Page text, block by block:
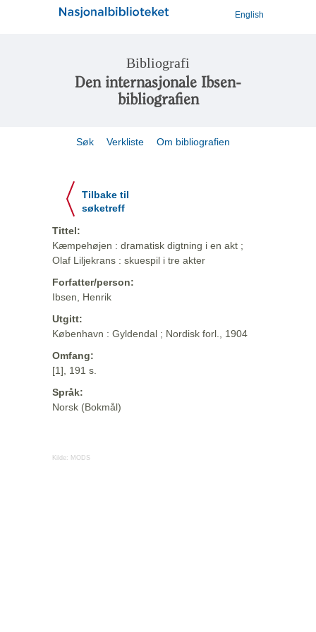
English
Bibliografi
Den internasjonale Ibsen-
bibliografien
Søk Verkliste Om bibliografien
Tilbake til
søketreff
Tittel:
Kæmpehøjen : dramatisk digtning i en akt ;
Olaf Liljekrans : skuespil i tre akter
Forfatter/person:
Ibsen, Henrik
Utgitt:
København : Gyldendal ; Nordisk forl., 1904
Omfang:
[1], 191 s.
Språk:
Norsk (Bokmål)
Kilde: MODS